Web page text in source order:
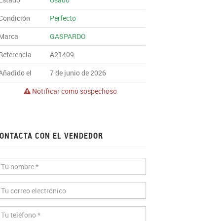
Perfecto
GASPARDO
A21409
el
7 de junio de 2026
Notificar como sospechoso
CON EL VENDEDOR